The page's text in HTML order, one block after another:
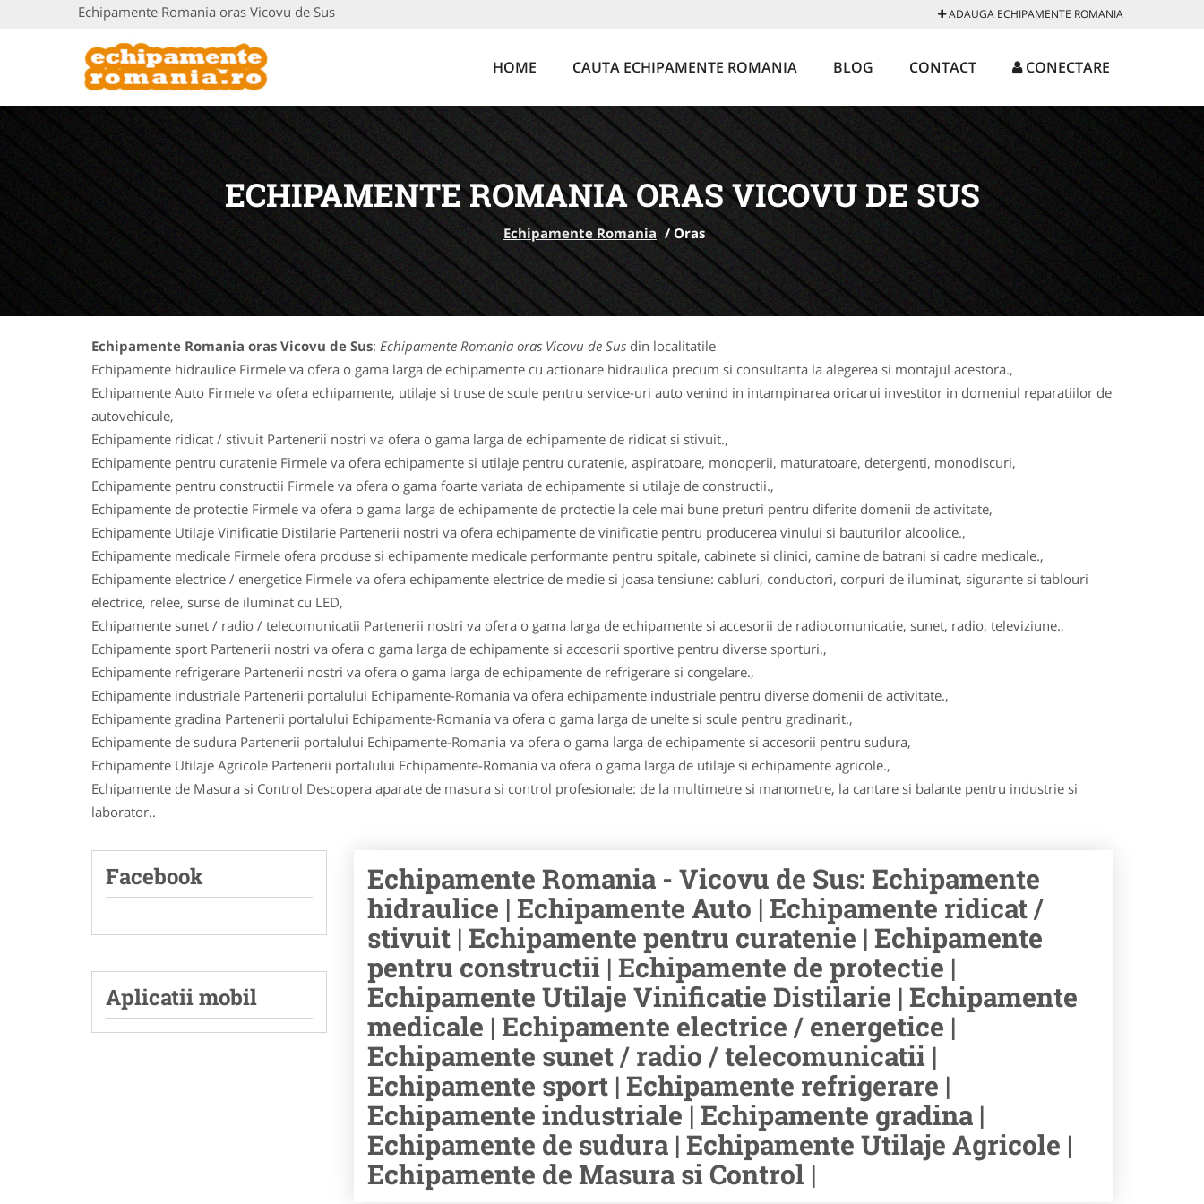
Echipamente Romania oras Vicovu de Sus ADAUGA ECHIPAMENTE ROMANIA
HOME CAUTA ECHIPAMENTE ROMANIA BLOG CONTACT CONECTARE
ECHIPAMENTE ROMANIA ORAS VICOVU DE SUS
Echipamente Romania /Oras
Echipamente Romania oras Vicovu de Sus: Echipamente Romania oras Vicovu de Sus din localitatile
Echipamente hidraulice Firmele va ofera o gama larga de echipamente cu actionare hidraulica precum si consultanta la alegerea si montajul acestora.,
Echipamente Auto Firmele va ofera echipamente, utilaje si truse de scule pentru service-uri auto venind in intampinarea oricarui investitor in domeniul reparatiilor de
autovehicule,
Echipamente ridicat / stivuit Partenerii nostri va ofera o gama larga de echipamente de ridicat si stivuit.,
Echipamente pentru curatenie Firmele va ofera echipamente si utilaje pentru curatenie, aspiratoare, monoperii, maturatoare, detergenti, monodiscuri,
Echipamente pentru constructii Firmele va ofera o gama foarte variata de echipamente si utilaje de constructii.,
Echipamente de protectie Firmele va ofera o gama larga de echipamente de protectie la cele mai bune preturi pentru diferite domenii de activitate,
Echipamente Utilaje Vinificatie Distilarie Partenerii nostri va ofera echipamente de vinificatie pentru producerea vinului si bauturilor alcoolice.,
Echipamente medicale Firmele ofera produse si echipamente medicale performante pentru spitale, cabinete si clinici, camine de batrani si cadre medicale.,
Echipamente electrice / energetice Firmele va ofera echipamente electrice de medie si joasa tensiune: cabluri, conductori, corpuri de iluminat, sigurante si tablouri
electrice, relee, surse de iluminat cu LED,
Echipamente sunet / radio / telecomunicatii Partenerii nostri va ofera o gama larga de echipamente si accesorii de radiocomunicatie, sunet, radio, televiziune.,
Echipamente sport Partenerii nostri va ofera o gama larga de echipamente si accesorii sportive pentru diverse sporturi.,
Echipamente refrigerare Partenerii nostri va ofera o gama larga de echipamente de refrigerare si congelare.,
Echipamente industriale Partenerii portalului Echipamente-Romania va ofera echipamente industriale pentru diverse domenii de activitate.,
Echipamente gradina Partenerii portalului Echipamente-Romania va ofera o gama larga de unelte si scule pentru gradinarit.,
Echipamente de sudura Partenerii portalului Echipamente-Romania va ofera o gama larga de echipamente si accesorii pentru sudura,
Echipamente Utilaje Agricole Partenerii portalului Echipamente-Romania va ofera o gama larga de utilaje si echipamente agricole.,
Echipamente de Masura si Control Descopera aparate de masura si control profesionale: de la multimetre si manometre, la cantare si balante pentru industrie si
laborator..
Facebook
Aplicatii mobil
Echipamente Romania - Vicovu de Sus: Echipamente
hidraulice | Echipamente Auto | Echipamente ridicat /
stivuit | Echipamente pentru curatenie | Echipamente
pentru constructii | Echipamente de protectie |
Echipamente Utilaje Vinificatie Distilarie | Echipamente
medicale | Echipamente electrice / energetice |
Echipamente sunet / radio / telecomunicatii |
Echipamente sport | Echipamente refrigerare |
Echipamente industriale | Echipamente gradina |
Echipamente de sudura | Echipamente Utilaje Agricole |
Echipamente de Masura si Control |